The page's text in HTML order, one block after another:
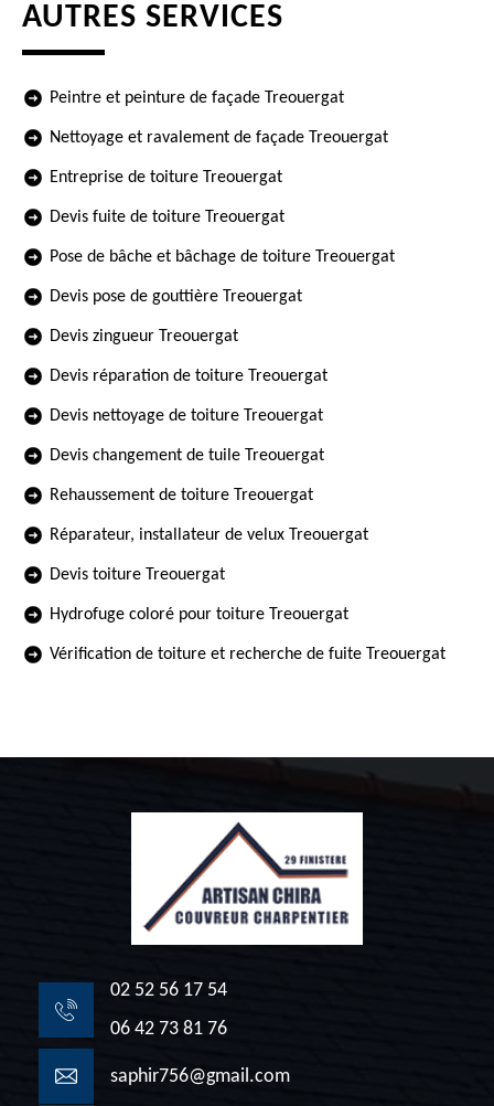
AUTRES SERVICES
Peintre et peinture de façade Treouergat
Nettoyage et ravalement de façade Treouergat
Entreprise de toiture Treouergat
Devis fuite de toiture Treouergat
Pose de bâche et bâchage de toiture Treouergat
Devis pose de gouttière Treouergat
Devis zingueur Treouergat
Devis réparation de toiture Treouergat
Devis nettoyage de toiture Treouergat
Devis changement de tuile Treouergat
Rehaussement de toiture Treouergat
Réparateur, installateur de velux Treouergat
Devis toiture Treouergat
Hydrofuge coloré pour toiture Treouergat
Vérification de toiture et recherche de fuite Treouergat
02 52 56 17 54
06 42 73 81 76
saphir756@gmail.com